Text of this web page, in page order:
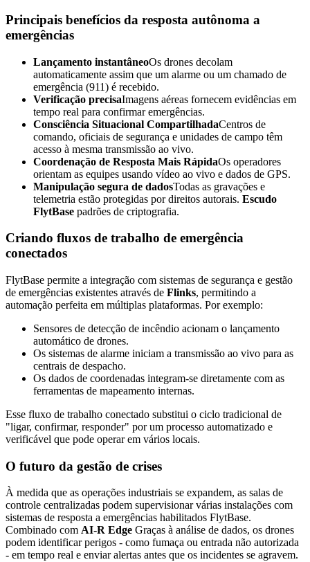
Principais benefícios da resposta autônoma a
emergências
Lançamento instantâneoOs drones decolam
automaticamente assim que um alarme ou um chamado de
emergência (911) é recebido.
Verificação precisaImagens aéreas fornecem evidências em
tempo real para confirmar emergências.
Consciência Situacional CompartilhadaCentros de
comando, oficiais de segurança e unidades de campo têm
acesso à mesma transmissão ao vivo.
Coordenação de Resposta Mais RápidaOs operadores
orientam as equipes usando vídeo ao vivo e dados de GPS.
Manipulação segura de dadosTodas as gravações e
telemetria estão protegidas por direitos autorais. Escudo
FlytBase padrões de criptografia.
Criando fluxos de trabalho de emergência
conectados
FlytBase permite a integração com sistemas de segurança e gestão
de emergências existentes através de Flinks, permitindo a
automação perfeita em múltiplas plataformas. Por exemplo:
Sensores de detecção de incêndio acionam o lançamento
automático de drones.
Os sistemas de alarme iniciam a transmissão ao vivo para as
centrais de despacho.
Os dados de coordenadas integram-se diretamente com as
ferramentas de mapeamento internas.
Esse fluxo de trabalho conectado substitui o ciclo tradicional de
"ligar, confirmar, responder" por um processo automatizado e
verificável que pode operar em vários locais.
O futuro da gestão de crises
À medida que as operações industriais se expandem, as salas de
controle centralizadas podem supervisionar várias instalações com
sistemas de resposta a emergências habilitados FlytBase.
Combinado com AI-R Edge Graças à análise de dados, os drones
podem identificar perigos - como fumaça ou entrada não autorizada
- em tempo real e enviar alertas antes que os incidentes se agravem.